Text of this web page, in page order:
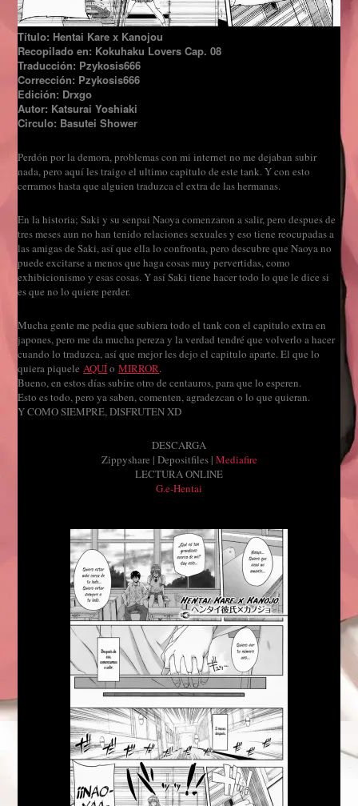
Título: Hentai Kare x Kanojou
Recopilado en: Kokuhaku Lovers Cap. 08
Traducción: Pzykosis666
Corrección: Pzykosis666
Edición: Drxgo
Autor: Katsurai Yoshiaki
Circulo: Basutei Shower
Perdón por la demora, problemas con mi internet no me dejaban subir
nada, pero aquí les traigo el ultimo capitulo de este tank. Y con esto
cerramos hasta que alguien traduzca el extra de las hermanas.
En la historia; Saki y su senpai Naoya comenzaron a salir, pero despues de
tres meses aun no han tenido relaciones sexuales y eso tiene reocupadas a
las amigas de Saki, así que ella lo confronta, pero descubre que Naoya no
puede excitarse a menos que haga cosas muy pervertidas, como
exhibicionismo y esas cosas. Y así Saki tiene hacer todo lo que le dice si
es que no lo quiere perder.
Mucha gente me pedia que subiera todo el tank con el capitulo extra en
japones, pero me da mucha pereza y la verdad tendré que volverlo a hacer
cuando lo traduzca, así que mejor les dejo el capitulo aparte. El que lo
quiera piqueleAQUÍoMIRROR.
Bueno, en estos días subire otro de centauros, para que lo esperen.
Esto es todo, pero ya saben, comenten, agradezcan o lo que quieran.
Y COMO SIEMPRE, DISFRUTEN XD
DESCARGA
Zippyshare | Depositfiles | Mediafire
LECTURA ONLINE
G.e-Hentai